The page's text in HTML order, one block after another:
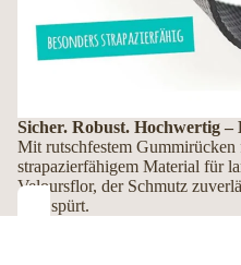
Sicher. Robust. Hochwertig
Mit rutschfestem
strapazierfähigem Material für
Veloursflor, der Schmutz
man spürt.